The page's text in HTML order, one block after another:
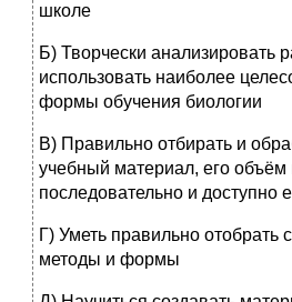
школе
Б) Творчески анализировать
использовать наиболее
формы обучения биологии
В) Правильно отбирать и
учебный материал, его объём
последовательно и доступно
Г) Уметь правильно отобрать
методы и формы